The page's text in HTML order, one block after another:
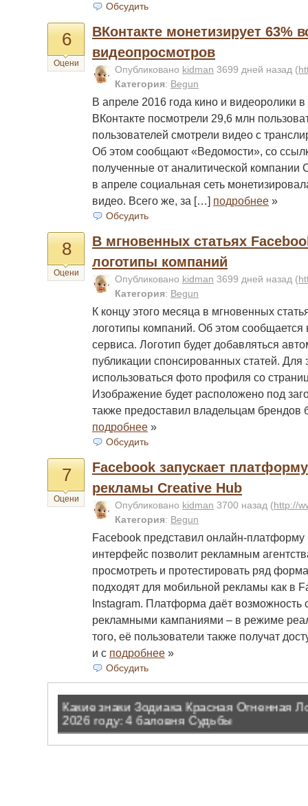
Обсудить
6
Оцени
ВКонтакте монетизирует 63%
видеопросмотров
Опубликовано kidman 3699 дней назад (
Категория: Begun
В апреле 2016 года кино и видеоролики
ВКонтакте посмотрели 29,6 млн
пользователей смотрели видео с
Об этом сообщают «Ведомости», со
полученные от аналитической компании
в апреле социальная сеть
видео. Всего же, за […] подробнее »
Обсудить
8
Оцени
В мгновенных статьях
логотипы компаний
Опубликовано kidman 3699 дней назад (
Категория: Begun
К концу этого месяца в мгновенных
логотипы компаний. Об этом
сервиса. Логотип будет добавляться
публикации спонсированных статей. Для
использоваться фото профиля со
Изображение будет расположено под
также предоставил владельцам брендов
подробнее »
Обсудить
7
Оцени
Facebook запускает
рекламы Creative Hub
Опубликовано kidman 3700 назад (http://
Категория: Begun
Facebook представил онлайн-
интерфейс позволит рекламным
просмотреть и протестировать ряд
подходят для мобильной рекламы как в
Instagram. Платформа даёт возможность
рекламными кампаниями – в режиме
того, её пользователи также получат
и с подробнее »
Обсудить